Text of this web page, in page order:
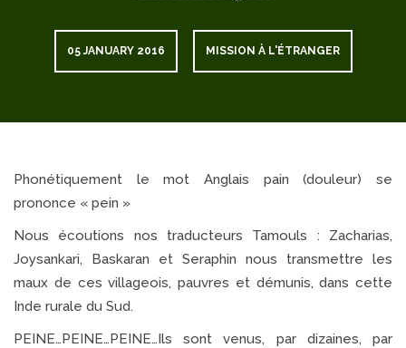
05 JANUARY 2016 MISSION À L'ÉTRANGER
Phonétiquement le mot Anglais pain (douleur) se
prononce « pein »
Nous écoutions nos traducteurs Tamouls : Zacharias,
Joysankari, Baskaran et Seraphin nous transmettre les
maux de ces villageois, pauvres et démunis, dans cette
Inde rurale du Sud.
PEINE…PEINE…PEINE…Ils sont venus, par dizaines, par